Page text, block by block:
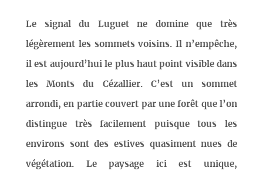
Le signal du Luguet ne domine que très
légèrement les sommets voisins. Il n’empêche,
il est aujourd’hui le plus haut point visible dans
les Monts du Cézallier. C’est un sommet
arrondi, en partie couvert par une forêt que l’on
distingue très facilement puisque tous les
environs sont des estives quasiment nues de
végétation. Le paysage ici est unique,